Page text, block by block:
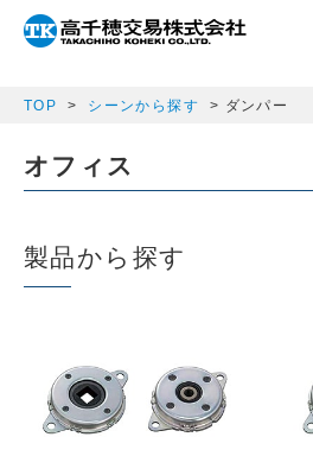
array(1) { ["m_p_category"]=>
TOP シーンから探す ダンパー
オフィス
製品から探す